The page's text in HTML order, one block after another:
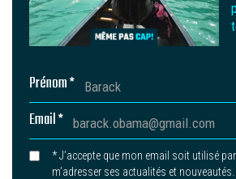
Prénom *
Email *
* J’accepte que mon email soit utilisé
m’adresser ses actualités et nouveautés.